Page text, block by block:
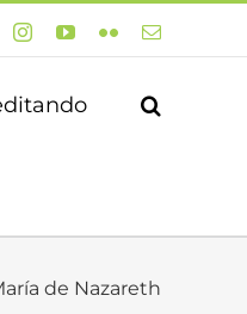
InstagramYouTube
FlickrCorreo
de Nazareth